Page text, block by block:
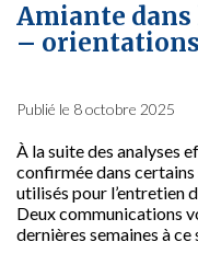
Amiante
–
Publié le 8 octobre 2025
À la suite des analyses
confirmée dans
utilisés pour l’entretien
Deux communications
dernières semaines à ce